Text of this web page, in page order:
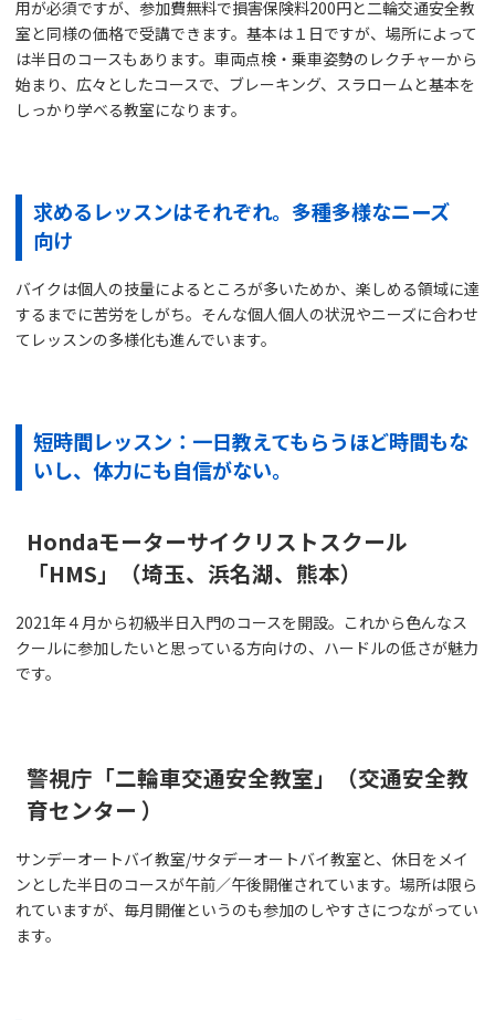
用が必須ですが、参加費無料で損害保険料200円と二輪交通安全教
室と同様の価格で受講できます。基本は１日ですが、場所によって
は半日のコースもあります。車両点検・乗車姿勢のレクチャーから
始まり、広々としたコースで、ブレーキング、スラロームと基本を
しっかり学べる教室になります。
求めるレッスンはそれぞれ。多種多様なニーズ
向け
バイクは個人の技量によるところが多いためか、楽しめる領域に達
するまでに苦労をしがち。そんな個人個人の状況やニーズに合わせ
てレッスンの多様化も進んでいます。
短時間レッスン：一日教えてもらうほど時間もな
いし、体力にも自信がない。
Hondaモーターサイクリストスクール
「HMS」（埼玉、浜名湖、熊本）
2021年４月から初級半日入門のコースを開設。これから色んなス
クールに参加したいと思っている方向けの、ハードルの低さが魅力
です。
警視庁「二輪車交通安全教室」（交通安全教
育センター ）
サンデーオートバイ教室/サタデーオートバイ教室と、休日をメイ
ンとした半日のコースが午前／午後開催されています。場所は限ら
れていますが、毎月開催というのも参加のしやすさにつながってい
ます。